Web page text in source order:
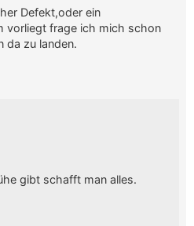
Defekt,oder ein
vorliegt frage ich mich schon
da zu landen.
gibt schafft man alles.